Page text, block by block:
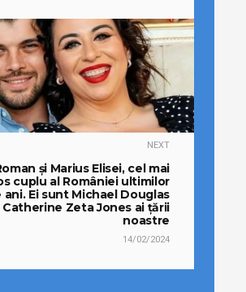
NEXT
și Marius Elisei, cel mai
cuplu al României ultimilor
ani. Ei sunt Michael Douglas
Catherine Zeta Jones ai țării
noastre
14/02/2024